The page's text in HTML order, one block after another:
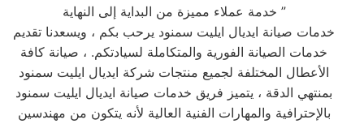
خدمة عملاء مميزة من البداية إلى النهاية ”
خدمات صيانة ايديال ايليت سمنود يرحب بكم ، ويسعدنا تقديم
خدمات الصيانة الفورية والمتكاملة لسيادتكم. ، صيانة كافة
الأعطال المختلفة لجميع منتجات شركة ايديال ايليت سمنود
بمنتهي الدقة ، يتميز فريق خدمات صيانة ايديال ايليت سمنود
بالإحترافية والمهارات الفنية العالية لأنه يتكون من مهندسين